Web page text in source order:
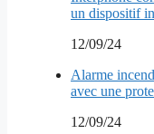
un dispositif
12/09/24
Alarme
avec une
12/09/24